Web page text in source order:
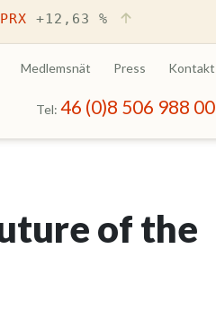
+12,63 %
Medlemsnät Press Kontakt
Tel: 46 (0)8 506 988 00
of the